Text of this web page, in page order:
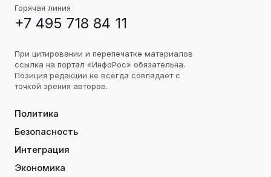
Горячая линия
+7 495 718 84 11
При цитировании и перепечатке материалов
ссылка на портал «ИнфоРос» обязательна.
Позиция редакции не всегда совпадает с
точкой зрения авторов.
Политика
Безопасность
Интеграция
Экономика